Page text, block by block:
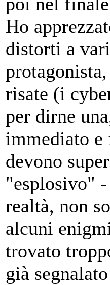
Ho
distorti a
risate (i
per dirne
immediato
devono
"esplosivo"
realtà, non
alcuni
trovato
già